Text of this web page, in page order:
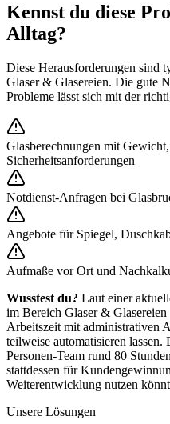
Kennst du diese
Alltag?
Diese Herausforderungen sind
Glaser & Glasereien. Die gute
Probleme lässt sich mit der
Glasberechnungen mit
Sicherheitsanforderungen
Notdienst-Anfragen bei
Angebote für Spiegel,
Aufmaße vor Ort und
Wusstest du? Laut einer
im Bereich Glaser & Glasereien
Arbeitszeit mit administrativen
teilweise automatisieren lassen.
Personen-Team rund 80
stattdessen für
Weiterentwicklung nutzen
Unsere Lösungen